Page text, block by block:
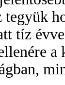
tegyük
tíz